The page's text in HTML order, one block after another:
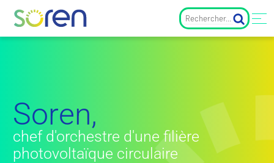
Soren,
chef d'orchestre d'une filière
photovoltaïque circulaire